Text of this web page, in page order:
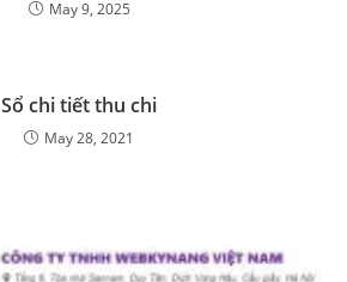
May 9, 2025
Sổ chi tiết thu chi
May 28, 2021